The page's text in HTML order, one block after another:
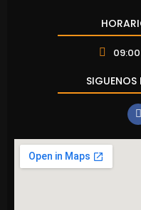
SIGUENOS